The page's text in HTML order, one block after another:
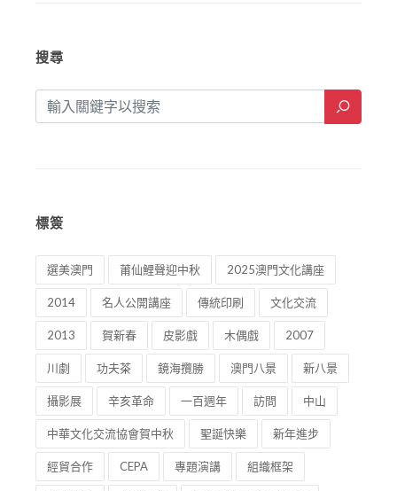
搜尋
標簽
選美澳門 莆仙鯉聲迎中秋 2025澳門文化講座
2014 名人公開講座 傳統印刷 文化交流
2013 賀新春 皮影戲 木偶戲 2007
川劇 功夫茶 鏡海攬勝 澳門八景 新八景
攝影展 辛亥革命 一百週年 訪問 中山
中華文化交流協會賀中秋 聖誕快樂 新年進步
經貿合作 CEPA 專題演講 組織框架